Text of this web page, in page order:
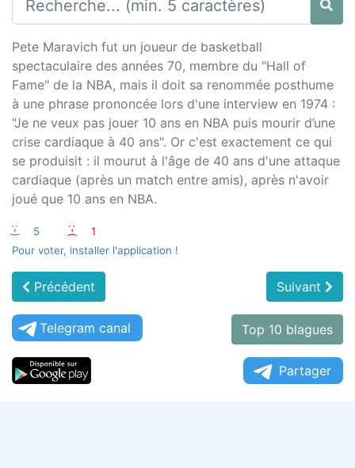
Pete Maravich fut un joueur de basketball
spectaculaire des années 70, membre du "Hall of
Fame" de la NBA, mais il doit sa renommée posthume
à une phrase prononcée lors d'une interview en 1974 :
"Je ne veux pas jouer 10 ans en NBA puis mourir d’une
crise cardiaque à 40 ans". Or c'est exactement ce qui
se produisit : il mourut à l'âge de 40 ans d'une attaque
cardiaque (après un match entre amis), après n'avoir
joué que 10 ans en NBA.
:-) 5 :-(
1
Pour voter, installer l'application !
Précédent Suivant
Telegram canal Top 10 blagues
Partager